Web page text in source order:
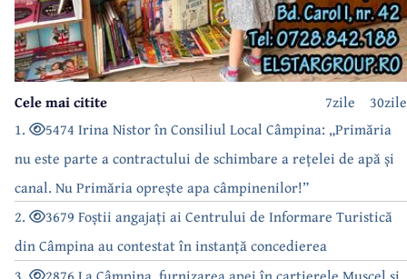
30zile
7zile
Cele mai citite
1.
5474 Irina Nistor în Consiliul Local Câmpina: „Primăria
nu este parte a contractului de schimbare a rețelei de apă și
canal. Nu Primăria oprește apa câmpinenilor!”
2.
3679 Foștii angajați ai Centrului de Informare Turistică
din Câmpina au contestat în instanță concedierea